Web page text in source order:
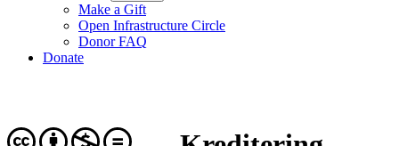
Make a Gift
Open Infrastructure Circle
Donor FAQ
Donate